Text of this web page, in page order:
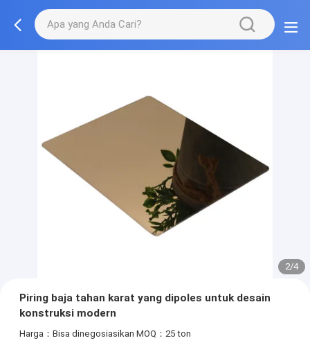
2/4
Piring baja tahan karat yang dipoles untuk desain
konstruksi modern
Harga：Bisa dinegosiasikan MOQ：25 ton